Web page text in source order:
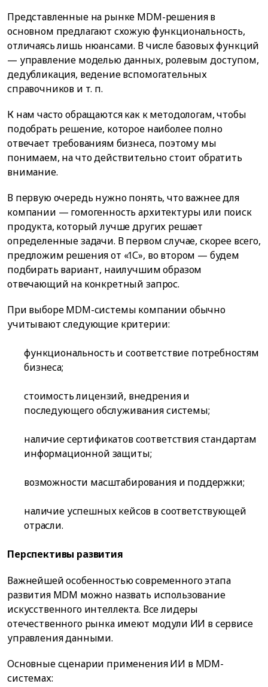
Представленные на рынке MDM-решения в
основном предлагают схожую функциональность,
отличаясь лишь нюансами. В числе базовых функций
— управление моделью данных, ролевым доступом,
дедубликация, ведение вспомогательных
справочников и т. п.
К нам часто обращаются как к методологам, чтобы
подобрать решение, которое наиболее полно
отвечает требованиям бизнеса, поэтому мы
понимаем, на что действительно стоит обратить
внимание.
В первую очередь нужно понять, что важнее для
компании — гомогенность архитектуры или поиск
продукта, который лучше других решает
определенные задачи. В первом случае, скорее всего,
предложим решения от «1С», во втором — будем
подбирать вариант, наилучшим образом
отвечающий на конкретный запрос.
При выборе MDM-системы компании обычно
учитывают следующие критерии:
функциональность и соответствие потребностям
бизнеса;
стоимость лицензий, внедрения и
последующего обслуживания системы;
наличие сертификатов соответствия стандартам
информационной защиты;
возможности масштабирования и поддержки;
наличие успешных кейсов в соответствующей
отрасли.
Перспективы развития
Важнейшей особенностью современного этапа
развития MDM можно назвать использование
искусственного интеллекта. Все лидеры
отечественного рынка имеют модули ИИ в сервисе
управления данными.
Основные сценарии применения ИИ в MDM-
системах: